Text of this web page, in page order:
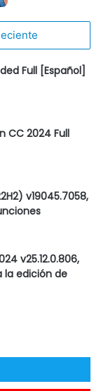
Full [Español]
CC 2024 Full
v19045.7058,
v25.12.0.806,
la edición de